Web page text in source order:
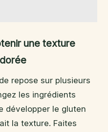
une texture
repose sur plusieurs
les ingrédients
développer le gluten
la texture. Faites